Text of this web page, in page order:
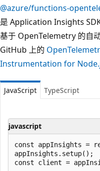
@azure/functions-
是 Application Insights
基于 OpenTelemetry 的自
GitHub 上的
Instrumentation for
JavaScript TypeScript
javascript
const appInsights =
appInsights.setup();
const client =